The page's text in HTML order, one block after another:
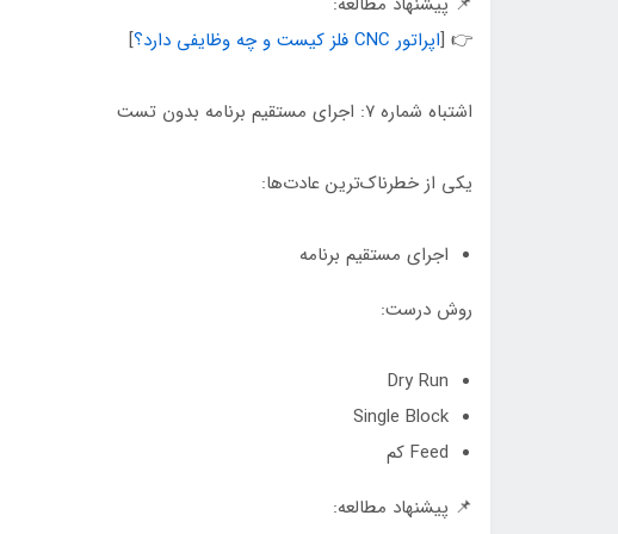
👉 [اپراتور CNC فلز کیست و چه وظایفی دارد؟ ]
اشتباه شماره ۷: اجرای مستقیم برنامه بدون تست
یکی از خطرناک‌ترین عادت‌ها:
اجرای مستقیم برنامه
روش درست:
Dry Run
Single Block
Feed کم
📌 پیشنهاد مطالعه: